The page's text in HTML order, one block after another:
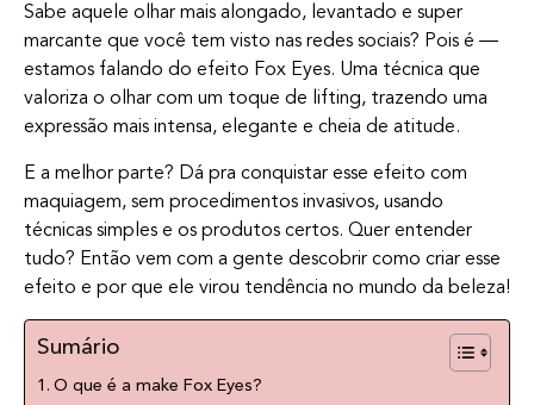
Sabe aquele olhar mais alongado, levantado e super
marcante que você tem visto nas redes sociais? Pois é —
estamos falando do efeito Fox Eyes. Uma técnica que
valoriza o olhar com um toque de lifting, trazendo uma
expressão mais intensa, elegante e cheia de atitude.
E a melhor parte? Dá pra conquistar esse efeito com
maquiagem, sem procedimentos invasivos, usando
técnicas simples e os produtos certos. Quer entender
tudo? Então vem com a gente descobrir como criar esse
efeito e por que ele virou tendência no mundo da beleza!
Sumário
O que é a make Fox Eyes?